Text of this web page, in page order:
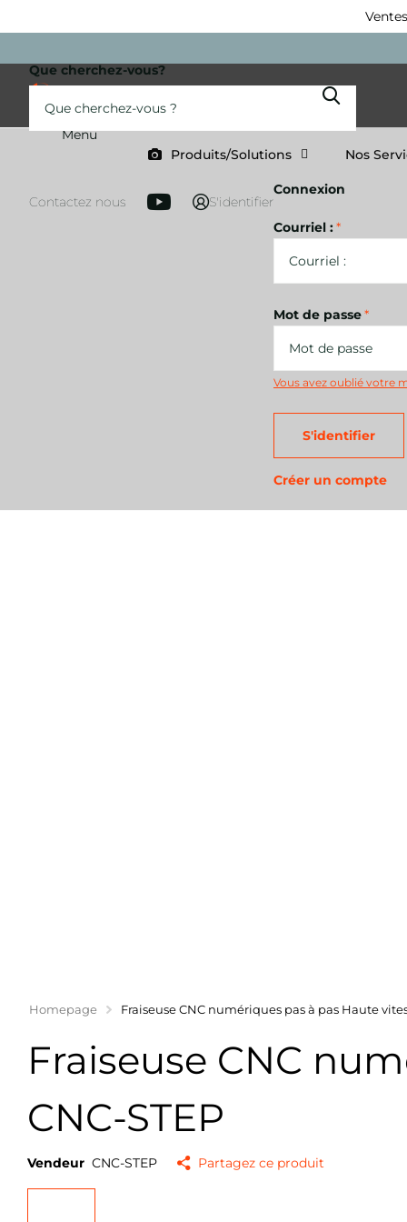
Que cherchez-vous?
Menu
Produits/Solutions
Nos
Contactez nous S'identifier
Connexion
Courriel :*
Mot de passe*
Vous avez oublié votre
S'identifier
Créer un compte
Homepage Fraiseuse CNC numériques pas à pas Haute
Fraiseuse CNC
CNC-STEP
Vendeur CNC-STEP Partagez ce produit